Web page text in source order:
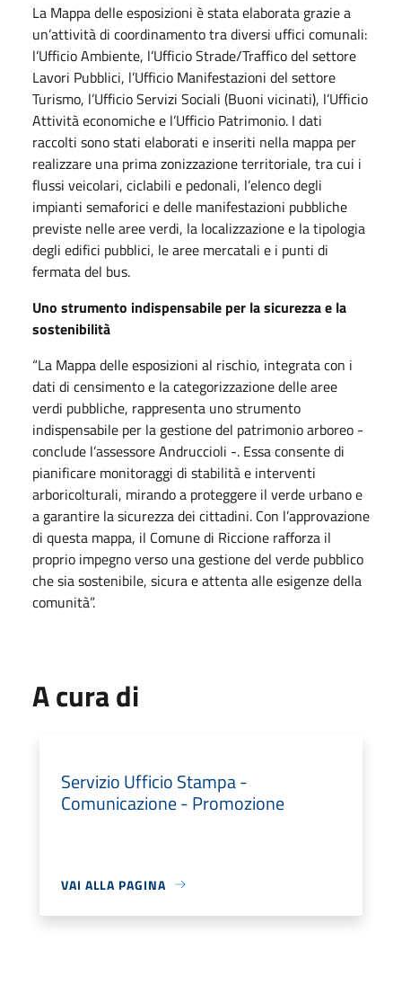
La Mappa delle esposizioni è stata elaborata grazie a
un’attività di coordinamento tra diversi uffici comunali:
l’Ufficio Ambiente, l’Ufficio Strade/Traffico del settore
Lavori Pubblici, l’Ufficio Manifestazioni del settore
Turismo, l’Ufficio Servizi Sociali (Buoni vicinati), l’Ufficio
Attività economiche e l’Ufficio Patrimonio. I dati
raccolti sono stati elaborati e inseriti nella mappa per
realizzare una prima zonizzazione territoriale, tra cui i
flussi veicolari, ciclabili e pedonali, l’elenco degli
impianti semaforici e delle manifestazioni pubbliche
previste nelle aree verdi, la localizzazione e la tipologia
degli edifici pubblici, le aree mercatali e i punti di
fermata del bus.
Uno strumento indispensabile per la sicurezza e la
sostenibilità
“La Mappa delle esposizioni al rischio, integrata con i
dati di censimento e la categorizzazione delle aree
verdi pubbliche, rappresenta uno strumento
indispensabile per la gestione del patrimonio arboreo -
conclude l’assessore Andruccioli -. Essa consente di
pianificare monitoraggi di stabilità e interventi
arboricolturali, mirando a proteggere il verde urbano e
a garantire la sicurezza dei cittadini. Con l’approvazione
di questa mappa, il Comune di Riccione rafforza il
proprio impegno verso una gestione del verde pubblico
che sia sostenibile, sicura e attenta alle esigenze della
comunità”.
A cura di
Servizio Ufficio Stampa -
Comunicazione - Promozione
VAI ALLA PAGINA